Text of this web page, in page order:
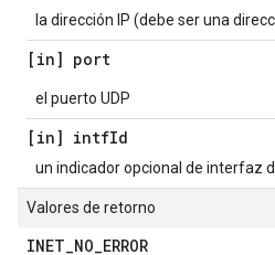
la dirección IP (debe ser una
[in] port
el puerto UDP
[in] intfId
un indicador opcional de interfaz
Valores de retorno
INET_NO_ERROR